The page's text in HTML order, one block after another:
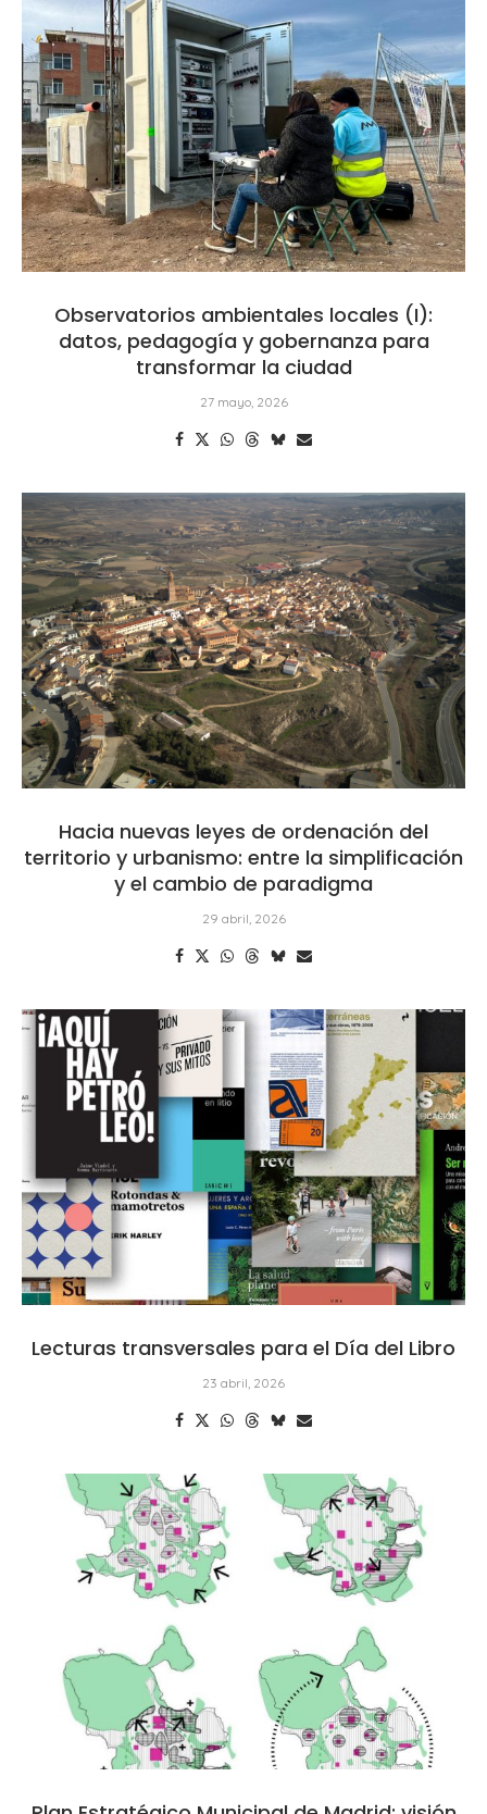
Observatorios ambientales locales (I):
datos, pedagogía y gobernanza para
transformar la ciudad
27 mayo, 2026
Hacia nuevas leyes de ordenación del
territorio y urbanismo: entre la simplificación
y el cambio de paradigma
29 abril, 2026
Lecturas transversales para el Día del Libro
23 abril, 2026